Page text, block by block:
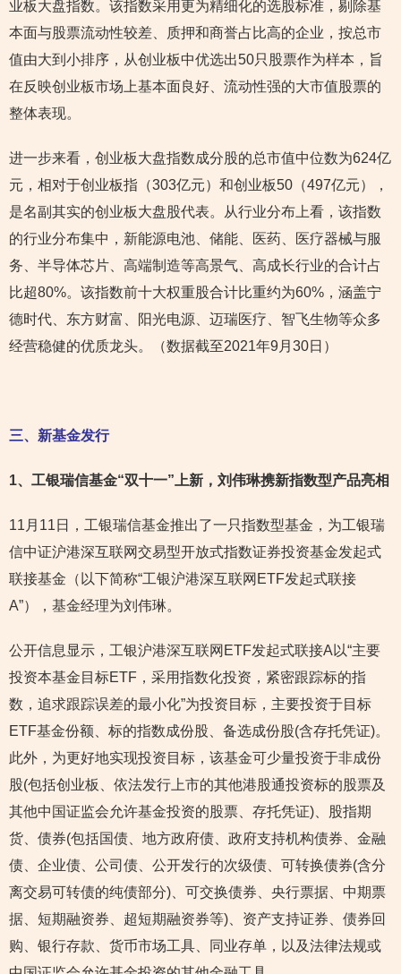
业板大盘指数。该指数采用更为精细化的选股标准，剔除基
本面与股票流动性较差、质押和商誉占比高的企业，按总市
值由大到小排序，从创业板中优选出50只股票作为样本，旨
在反映创业板市场上基本面良好、流动性强的大市值股票的
整体表现。
进一步来看，创业板大盘指数成分股的总市值中位数为624亿
元，相对于创业板指（303亿元）和创业板50（497亿元），
是名副其实的创业板大盘股代表。从行业分布上看，该指数
的行业分布集中，新能源电池、储能、医药、医疗器械与服
务、半导体芯片、高端制造等高景气、高成长行业的合计占
比超80%。该指数前十大权重股合计比重约为60%，涵盖宁
德时代、东方财富、阳光电源、迈瑞医疗、智飞生物等众多
经营稳健的优质龙头。（数据截至2021年9月30日）
三、新基金发行
1、工银瑞信基金“双十一”上新，刘伟琳携新指数型产品亮相
11月11日，工银瑞信基金推出了一只指数型基金，为工银瑞
信中证沪港深互联网交易型开放式指数证券投资基金发起式
联接基金（以下简称“工银沪港深互联网ETF发起式联接
A”），基金经理为刘伟琳。
公开信息显示，工银沪港深互联网ETF发起式联接A以“主要
投资本基金目标ETF，采用指数化投资，紧密跟踪标的指
数，追求跟踪误差的最小化”为投资目标，主要投资于目标
ETF基金份额、标的指数成份股、备选成份股(含存托凭证)。
此外，为更好地实现投资目标，该基金可少量投资于非成份
股(包括创业板、依法发行上市的其他港股通投资标的股票及
其他中国证监会允许基金投资的股票、存托凭证)、股指期
货、债券(包括国债、地方政府债、政府支持机构债券、金融
债、企业债、公司债、公开发行的次级债、可转换债券(含分
离交易可转债的纯债部分)、可交换债券、央行票据、中期票
据、短期融资券、超短期融资券等)、资产支持证券、债券回
购、银行存款、货币市场工具、同业存单，以及法律法规或